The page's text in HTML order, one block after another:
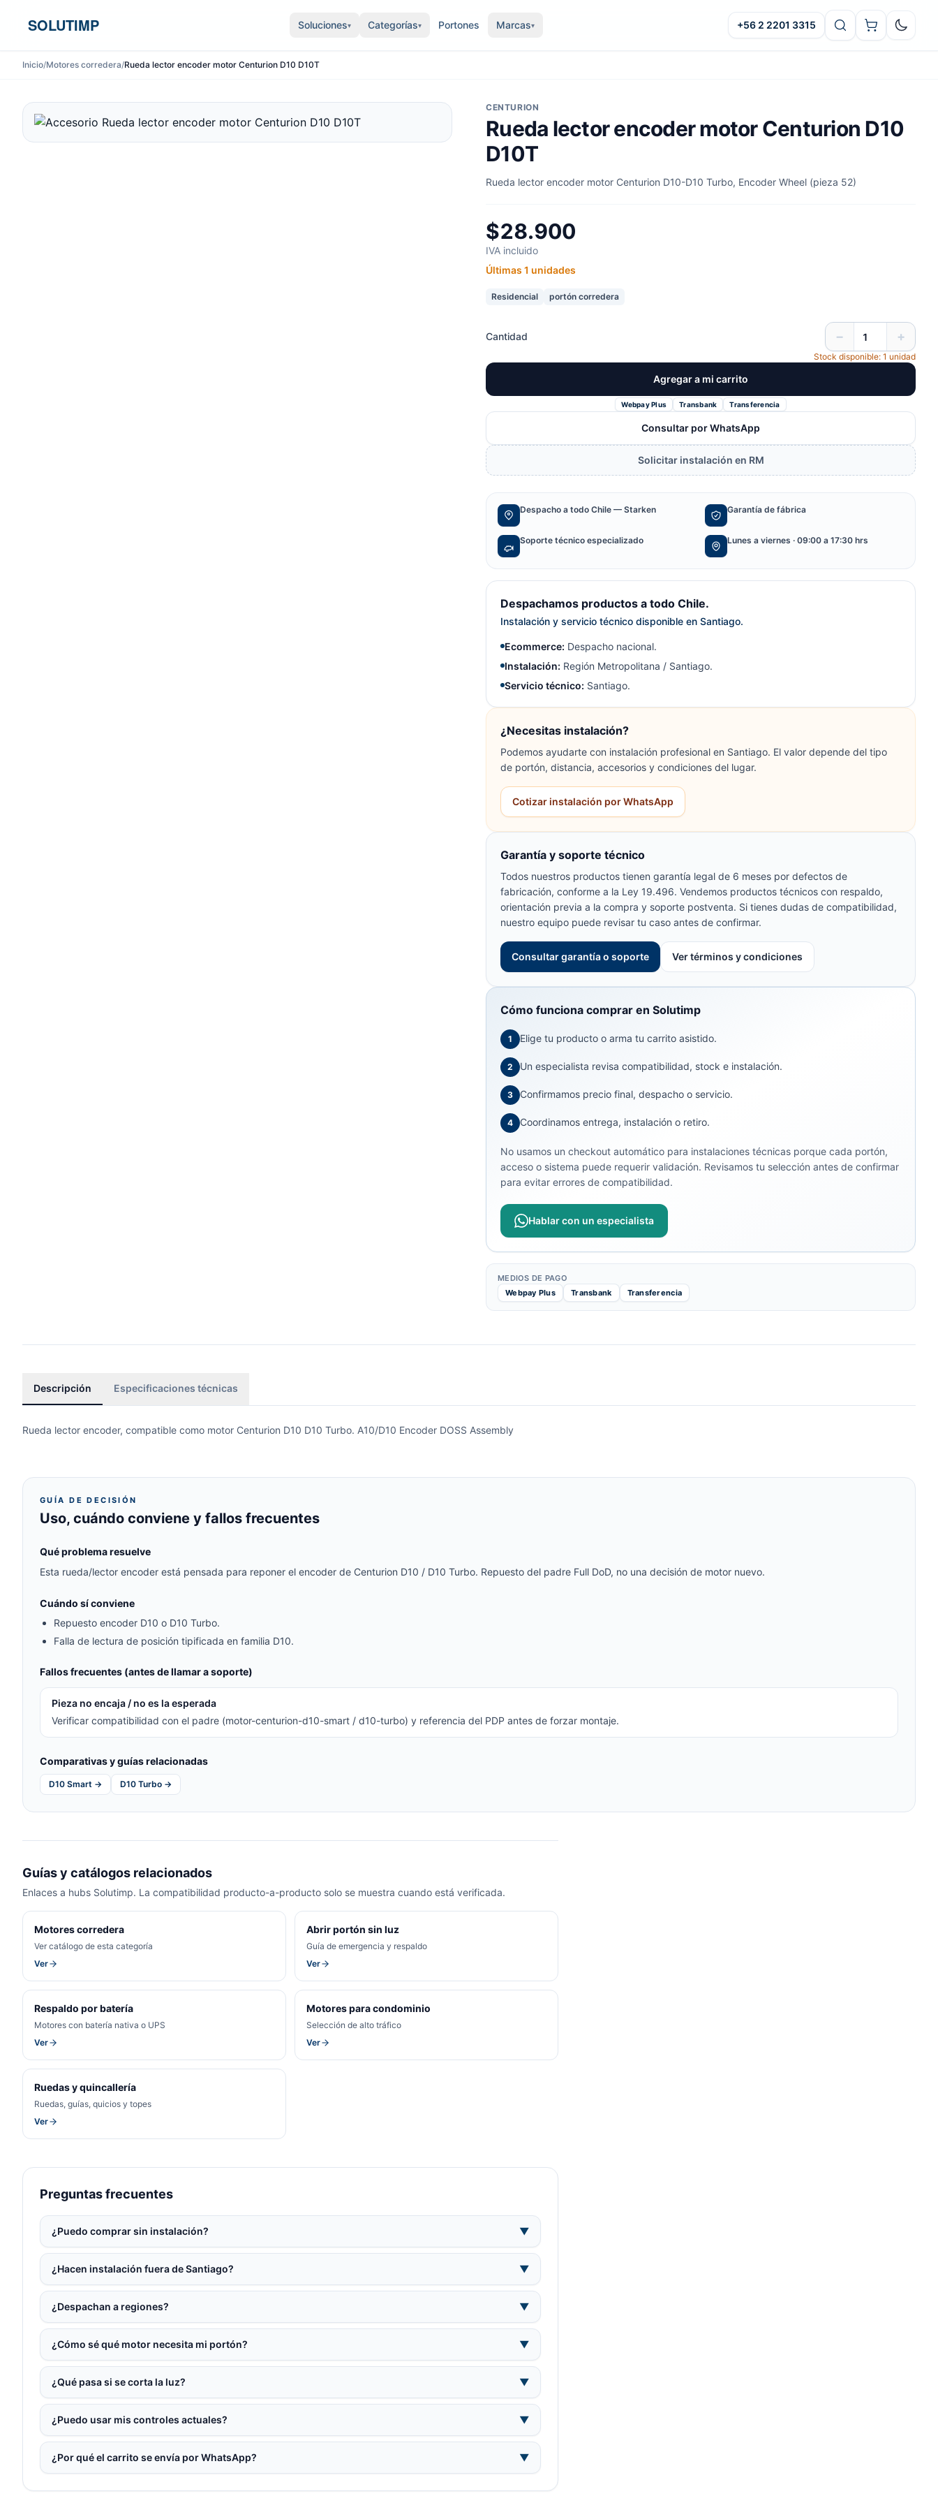
SOLUTIMP Soluciones▾ Categorías▾ Portones Marcas▾ +56 2 2201 3315 Oscuro
Inicio/Motores corredera/Rueda lector encoder motor Centurion D10 D10T
CENTURION
Rueda lector encoder motor Centurion D10
D10T
Rueda lector encoder motor Centurion D10-D10 Turbo, Encoder Wheel (pieza 52)
$28.900
IVA incluido
Últimas 1 unidades
Residencial portón corredera
Cantidad − +
Stock disponible: 1 unidad
Agregar a mi carrito
Webpay Plus Transbank Transferencia
Consultar por WhatsApp
Solicitar instalación en RM
Despacho a todo Chile — Starken Garantía de fábrica
Soporte técnico especializado Lunes a viernes · 09:00 a 17:30 hrs
Despachamos productos a todo Chile.
Instalación y servicio técnico disponible en Santiago.
Ecommerce: Despacho nacional.
Instalación: Región Metropolitana / Santiago.
Servicio técnico: Santiago.
¿Necesitas instalación?
Podemos ayudarte con instalación profesional en Santiago. El valor depende del tipo
de portón, distancia, accesorios y condiciones del lugar.
Cotizar instalación por WhatsApp
Garantía y soporte técnico
Todos nuestros productos tienen garantía legal de 6 meses por defectos de
fabricación, conforme a la Ley 19.496. Vendemos productos técnicos con respaldo,
orientación previa a la compra y soporte postventa. Si tienes dudas de compatibilidad,
nuestro equipo puede revisar tu caso antes de confirmar.
Consultar garantía o soporte Ver términos y condiciones
Cómo funciona comprar en Solutimp
1 Elige tu producto o arma tu carrito asistido.
2 Un especialista revisa compatibilidad, stock e instalación.
3 Confirmamos precio final, despacho o servicio.
4 Coordinamos entrega, instalación o retiro.
No usamos un checkout automático para instalaciones técnicas porque cada portón,
acceso o sistema puede requerir validación. Revisamos tu selección antes de confirmar
para evitar errores de compatibilidad.
Hablar con un especialista
MEDIOS DE PAGO
Webpay Plus
Transbank Transferencia
Descripción Especificaciones técnicas
Rueda lector encoder, compatible como motor Centurion D10 D10 Turbo. A10/D10 Encoder DOSS Assembly
GUÍA DE DECISIÓN
Uso, cuándo conviene y fallos frecuentes
Qué problema resuelve
Esta rueda/lector encoder está pensada para reponer el encoder de Centurion D10 / D10 Turbo. Repuesto del padre Full DoD, no una decisión de motor nuevo.
Cuándo sí conviene
Repuesto encoder D10 o D10 Turbo.
Falla de lectura de posición tipificada en familia D10.
Fallos frecuentes (antes de llamar a soporte)
Pieza no encaja / no es la esperada
Verificar compatibilidad con el padre (motor-centurion-d10-smart / d10-turbo) y referencia del PDP antes de forzar montaje.
Comparativas y guías relacionadas
D10 Smart → D10 Turbo →
Guías y catálogos relacionados
Enlaces a hubs Solutimp. La compatibilidad producto-a-producto solo se muestra cuando está verificada.
Motores corredera
Ver catálogo de esta categoría
Ver
Abrir portón sin luz
Guía de emergencia y respaldo
Ver
Respaldo por batería
Motores con batería nativa o UPS
Ver
Motores para condominio
Selección de alto tráfico
Ver
Ruedas y quincallería
Ruedas, guías, quicios y topes
Ver
Preguntas frecuentes
¿Puedo comprar sin instalación? ▼
¿Hacen instalación fuera de Santiago? ▼
¿Despachan a regiones? ▼
¿Cómo sé qué motor necesita mi portón? ▼
¿Qué pasa si se corta la luz? ▼
¿Puedo usar mis controles actuales? ▼
¿Por qué el carrito se envía por WhatsApp? ▼